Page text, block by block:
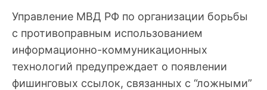
Управление МВД РФ по организации борьбы
с противоправным использованием
информационно-коммуникационных
технологий предупреждает о появлении
фишинговых ссылок, связанных с “ложными”